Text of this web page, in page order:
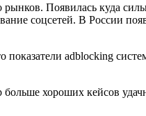
Появилась куда
соцсетей. В России
adblocking
хороших кейсов